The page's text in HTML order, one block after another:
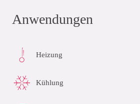
Anwendungen
Heizung
Kühlung